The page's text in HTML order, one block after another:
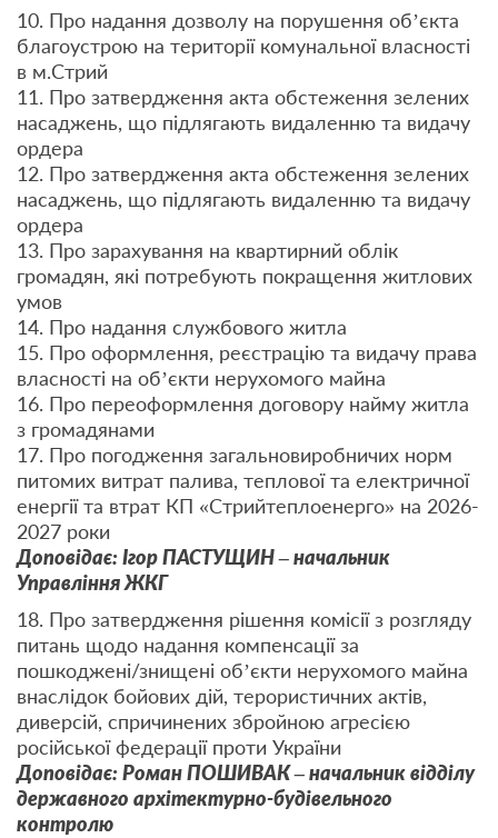
10. Про надання дозволу на порушення об’єкта
благоустрою на території комунальної власності
в м.Стрий
11. Про затвердження акта обстеження зелених
насаджень, що підлягають видаленню та видачу
ордера
12. Про затвердження акта обстеження зелених
насаджень, що підлягають видаленню та видачу
ордера
13. Про зарахування на квартирний облік
громадян, які потребують покращення житлових
умов
14. Про надання службового житла
15. Про оформлення, реєстрацію та видачу права
власності на об’єкти нерухомого майна
16. Про переоформлення договору найму житла
з громадянами
17. Про погодження загальновиробничих норм
питомих витрат палива, теплової та електричної
енергії та втрат КП «Стрийтеплоенерго» на 2026-
2027 роки
Доповідає: Ігор ПАСТУЩИН – начальник
Управління ЖКГ
18. Про затвердження рішення комісії з розгляду
питань щодо надання компенсації за
пошкоджені/знищені об’єкти нерухомого майна
внаслідок бойових дій, терористичних актів,
диверсій, спричинених збройною агресією
російської федерації проти України
Доповідає: Роман ПОШИВАК – начальник відділу
державного архітектурно-будівельного
контролю